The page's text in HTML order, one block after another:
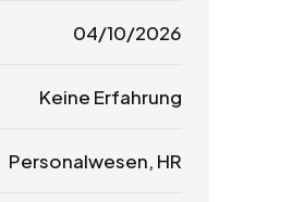
04/10/2026
Keine Erfahrung
Personalwesen, HR